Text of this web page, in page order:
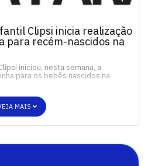
Clipsi inicia realização
para recém-nascidos na
iniciou, nesta semana, a
para os bebês nascidos na
MAIS